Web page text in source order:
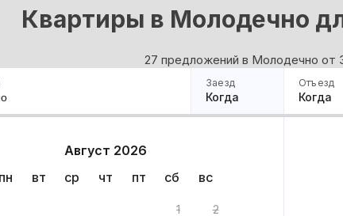
Квартиры в Молодечно
27 предложений в Молодечно oт
Заезд
Когда
Отъезд
Когда
Август 2026
пн
вт ср чт пт сб вс
1 2
27 вариантов